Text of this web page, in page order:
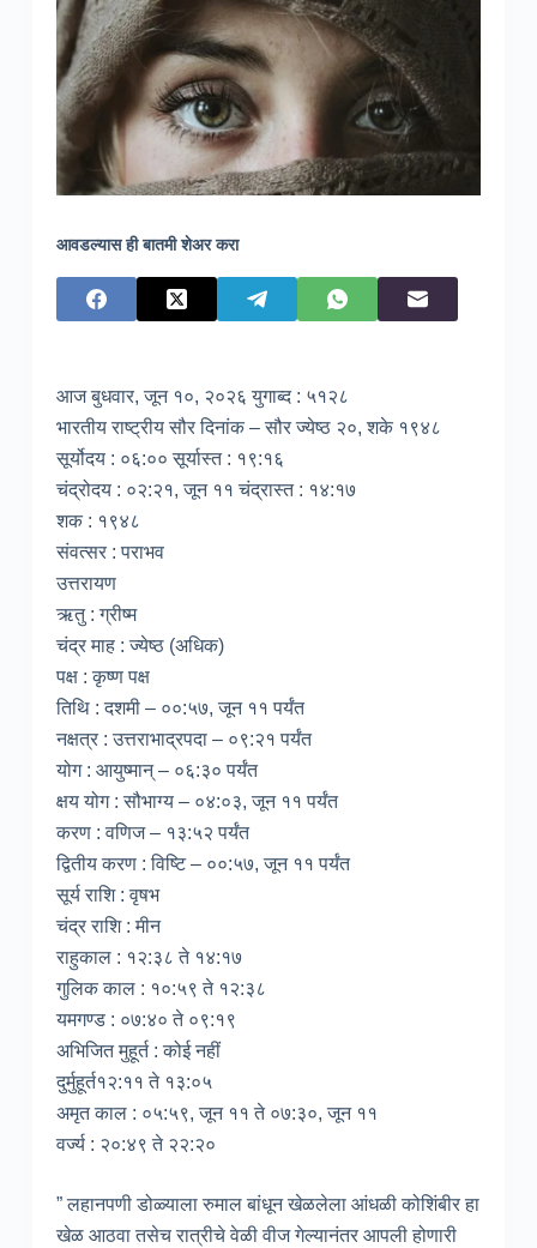
आवडल्यास ही बातमी शेअर करा
आज बुधवार, जून १०, २०२६ युगाब्द : ५१२८
भारतीय राष्ट्रीय सौर दिनांक – सौर ज्येष्ठ २०, शके १९४८
सूर्योदय : ०६:०० सूर्यास्त : १९:१६
चंद्रोदय : ०२:२१, जून ११ चंद्रास्त : १४:१७
शक : १९४८
संवत्सर : पराभव
उत्तरायण
ऋतु : ग्रीष्म
चंद्र माह : ज्येष्ठ (अधिक)
पक्ष : कृष्ण पक्ष
तिथि : दशमी – ००:५७, जून ११ पर्यंत
नक्षत्र : उत्तराभाद्रपदा – ०९:२१ पर्यंत
योग : आयुष्मान् – ०६:३० पर्यंत
क्षय योग : सौभाग्य – ०४:०३, जून ११ पर्यंत
करण : वणिज – १३:५२ पर्यंत
द्वितीय करण : विष्टि – ००:५७, जून ११ पर्यंत
सूर्य राशि : वृषभ
चंद्र राशि : मीन
राहुकाल : १२:३८ ते १४:१७
गुलिक काल : १०:५९ ते १२:३८
यमगण्ड : ०७:४० ते ०९:१९
अभिजित मुहूर्त : कोई नहीं
दुर्मुहूर्त१२:११ ते १३:०५
अमृत काल : ०५:५९, जून ११ ते ०७:३०, जून ११
वर्ज्य : २०:४९ ते २२:२०
” लहानपणी डोळ्याला रुमाल बांधून खेळलेला आंधळी कोशिंबीर हा
खेळ आठवा तसेच रात्रीचे वेळी वीज गेल्यानंतर आपली होणारी